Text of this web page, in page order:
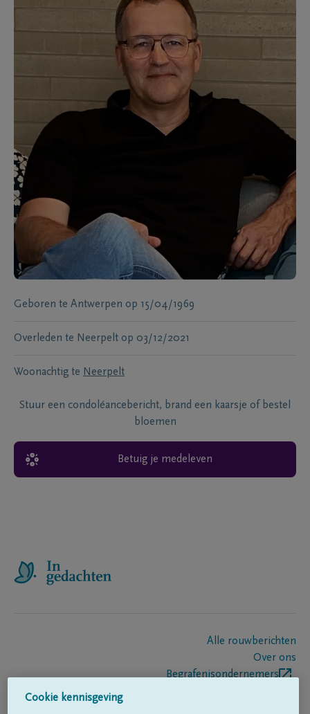
Geboren te Antwerpen op 15/04/1969
Overleden te Neerpelt op 03/12/2021
Woonachtig te Neerpelt
Stuur een condoléancebericht, brand een kaarsje of bestel
bloemen
Betuig je medeleven
Alle rouwberichten
Over ons
Begrafenisondernemers
Cookie kennisgeving